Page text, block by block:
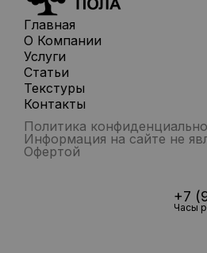
Главная
О Компании
Услуги
Статьи
Текстуры
Контакты
Политика
Информация на сайте не
Офертой
+7
Часы